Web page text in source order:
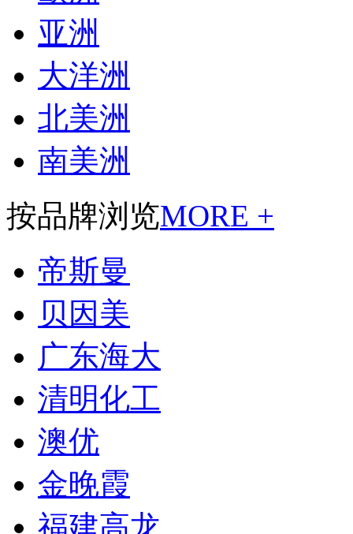
亚洲
大洋洲
北美洲
南美洲
按品牌浏览MORE +
帝斯曼
贝因美
广东海大
清明化工
澳优
金晚霞
福建高龙